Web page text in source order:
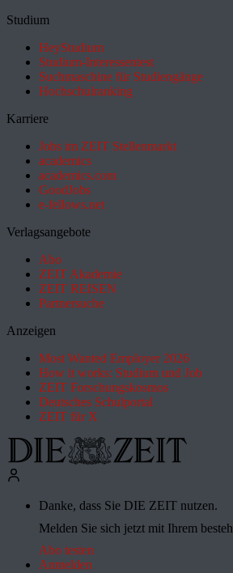
Studium
HeyStudium
Studium-Interessentest
Suchmaschine für Studiengänge
Hochschulranking
Karriere
Jobs im ZEIT Stellenmarkt
academics
academics.com
GoodJobs
e-fellows.net
Verlagsangebote
Abo
ZEIT Akademie
ZEIT REISEN
Partnersuche
Anzeigen
Most Wanted Employer 2026
How it works: Studium und Job
ZEIT Forschungskosmos
Deutsches Schulportal
ZEIT für X
Danke, dass Sie DIE ZEIT nutzen.
Melden Sie sich jetzt mit Ihrem
Abo testen
Anmelden